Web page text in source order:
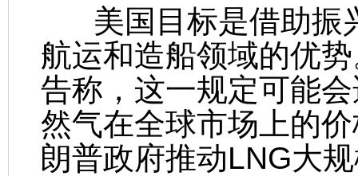
美国目标是借助振
航运和造船领域的优
告称，这一规定可能
然气在全球市场上的
朗普政府推动LNG大